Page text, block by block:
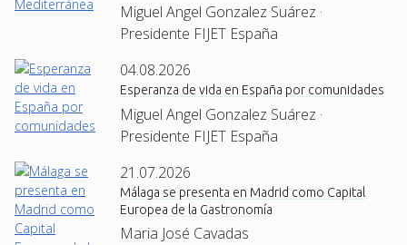
Miguel Angel Gonzalez Suárez ·
Presidente FIJET España
04.08.2026
Esperanza de vida en España por comunidades
Miguel Angel Gonzalez Suárez ·
Presidente FIJET España
21.07.2026
Málaga se presenta en Madrid como Capital
Europea de la Gastronomía
Maria José Cavadas